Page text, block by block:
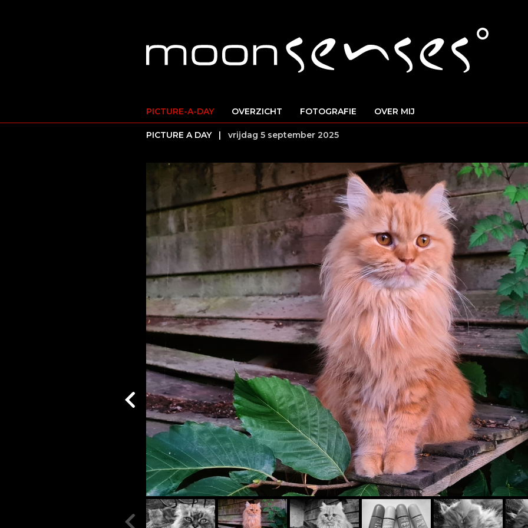
PICTURE-A-DAY OVERZICHT FOTOGRAFIE OVER MIJ
PICTURE A DAY | vrijdag 5 september 2025